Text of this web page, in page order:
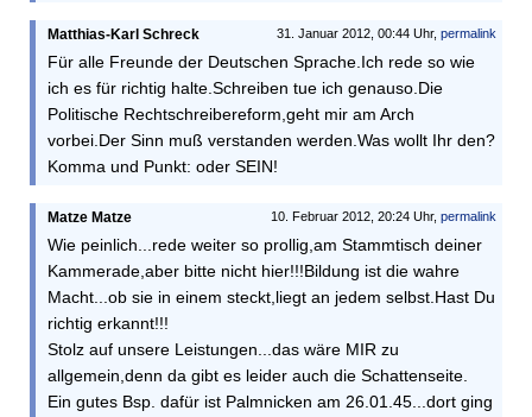
31. Januar 2012, 00:44 Uhr, permalink
Matthias-Karl Schreck
Für alle Freunde der Deutschen Sprache.Ich rede so wie
ich es für richtig halte.Schreiben tue ich genauso.Die
Politische Rechtschreibereform,geht mir am Arch
vorbei.Der Sinn muß verstanden werden.Was wollt Ihr den?
Komma und Punkt: oder SEIN!
10. Februar 2012, 20:24 Uhr, permalink
Matze Matze
Wie peinlich...rede weiter so prollig,am Stammtisch deiner
Kammerade,aber bitte nicht hier!!!Bildung ist die wahre
Macht...ob sie in einem steckt,liegt an jedem selbst.Hast Du
richtig erkannt!!!
Stolz auf unsere Leistungen...das wäre MIR zu
allgemein,denn da gibt es leider auch die Schattenseite.
Ein gutes Bsp. dafür ist Palmnicken am 26.01.45...dort ging